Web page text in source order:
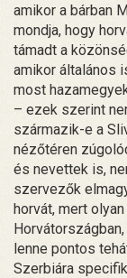
amikor a bárban
mondja, hogy
támadt a
amikor általános
most
– ezek szerint
származik-e a
nézőtéren
és nevettek is,
szervezők
horvát, mert
lenne pontos
Szerbiára